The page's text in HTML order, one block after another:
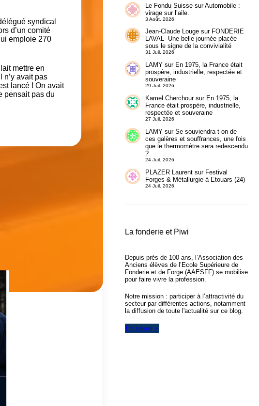
syndical
d’un comité
emploie 270
mettre en
n’y avait pas
lancé ! On avait
pensait pas du
Le Fondu SuissesurAutomobile :
virage sur l’aile.
3 Août. 2026
Jean-Claude Lougesur FONDERIE
LAVAL Une belle journée placée
sous le signe de la convivialité
31 Juil. 2026
LAMYsur En 1975, la France était
prospère, industrielle, respectée et
souveraine
29 Juil. 2026
Kamel Cherchoursur En 1975, la
France était prospère, industrielle,
respectée et souveraine
27 Juil. 2026
LAMYsur Se souviendra-t-on de
ces galères et souffrances, une fois
que le thermomètre sera redescendu
?
24 Juil. 2026
PLAZER Laurentsur Festival
Forges & Métallurgie à Etouars (24)
24 Juil. 2026
La fonderie et Piwi
Depuis près de 100 ans, l’Association des
Anciens élèves de l’Ecole Supérieure de
Fonderie et de Forge (AAESFF) se mobilise
pour faire vivre la profession.
Notre mission : participer à l’attractivité du
secteur par différentes actions, notamment
la diffusion de toute l'actualité sur ce blog.
En savoir +